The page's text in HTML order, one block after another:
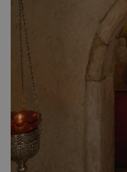
legendami o
V blízkosti